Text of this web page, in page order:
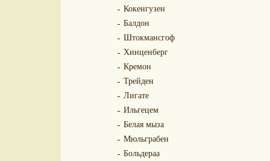
Кокенгузен
Балдон
Штокмансгоф
Хинценберг
Кремон
Трейден
Лигате
Ильгецем
Белая мыза
Мюльграбен
Больдераа